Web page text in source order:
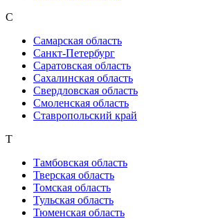
С
Самарская область
Санкт-Петербург
Саратовская область
Сахалинская область
Свердловская область
Смоленская область
Ставропольский край
Т
Тамбовская область
Тверская область
Томская область
Тульская область
Тюменская область